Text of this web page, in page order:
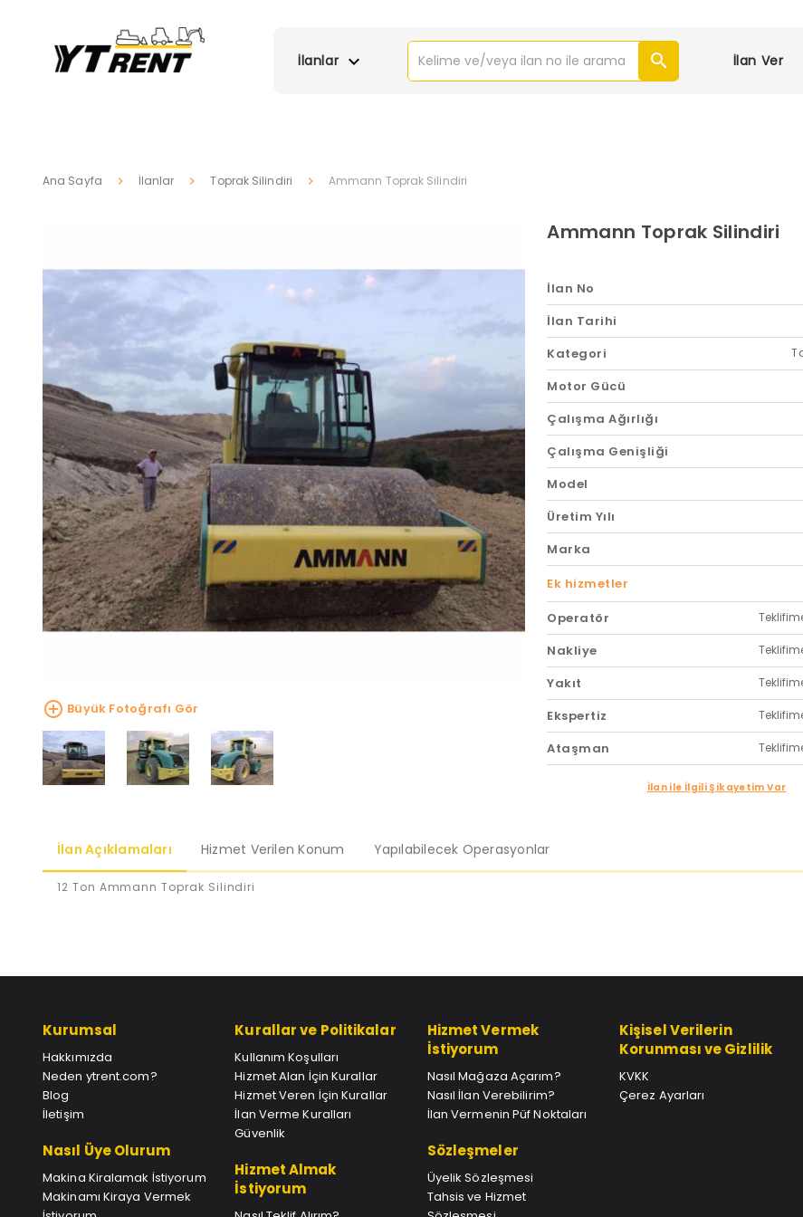
İlanlar İlan Ver
Ana Sayfa İlanlar Toprak Silindiri Ammann Toprak Silindiri
Büyük Fotoğrafı Gör
Ammann Toprak Silindiri
İlan No
İlan Tarihi
Kategori
Motor Gücü
Çalışma Ağırlığı
Çalışma Genişliği
Model
Üretim Yılı
Marka
Ek hizmetler
Operatör
Nakliye
Yakıt
Ekspertiz
Ataşman
İlan ile İlgili Şikayetim Var
İlan Açıklamaları Hizmet Verilen Konum Yapılabilecek Operasyonlar
12 Ton Ammann Toprak Silindiri
Kurumsal
Hakkımızda
Neden ytrent.com?
Blog
İletişim
Nasıl Üye Olurum
Makina Kiralamak İstiyorum
Makinamı Kiraya Vermek
Kurallar ve Politikalar
Kullanım Koşulları
Hizmet Alan İçin Kurallar
Hizmet Veren İçin Kurallar
İlan Verme Kuralları
Güvenlik
Hizmet Almak
İstiyorum
Hizmet Vermek
İstiyorum
Nasıl Mağaza Açarım?
Nasıl İlan Verebilirim?
İlan Vermenin Püf Noktaları
Sözleşmeler
Üyelik Sözleşmesi
Tahsis ve Hizmet
Kişisel Verilerin
Korunması ve Gizlilik
KVKK
Çerez Ayarları